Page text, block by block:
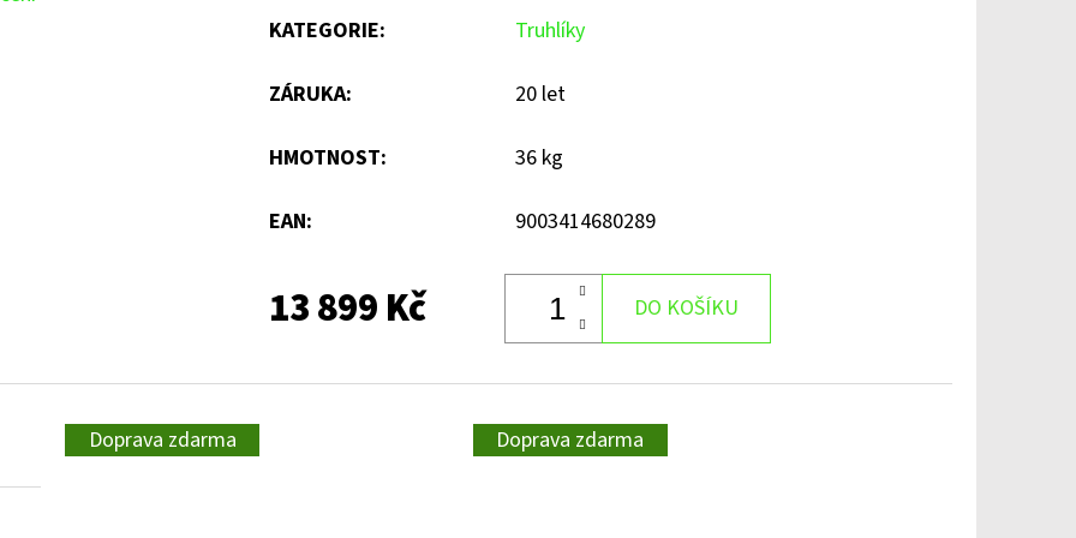
KATEGORIE: Truhlíky
ZÁRUKA: 20 let
HMOTNOST: 36 kg
EAN: 9003414680289
13 899 Kč DO KOŠÍKU
Doprava zdarma Doprava zdarma